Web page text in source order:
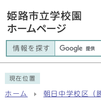
情報を探す
現在位置
ホーム 朝日中学校区（